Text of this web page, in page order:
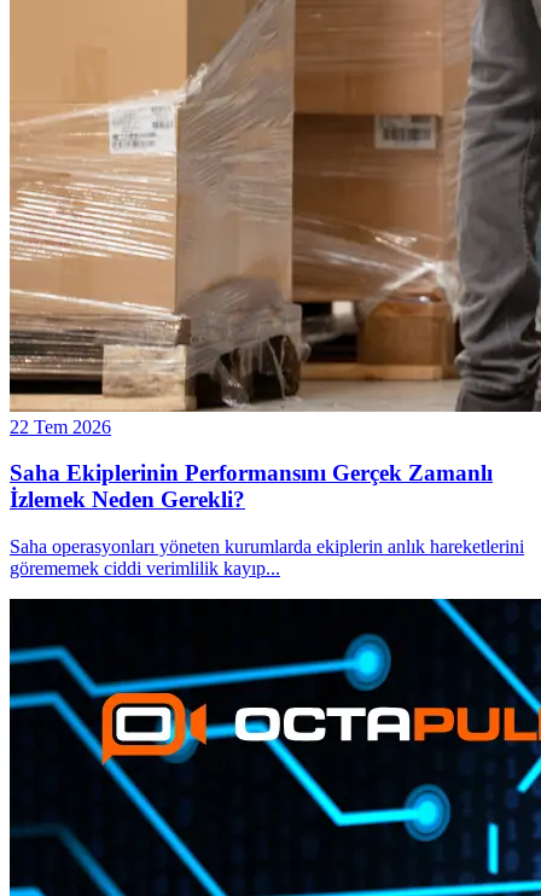
22 Tem 2026
Saha Ekiplerinin Performansını Gerçek Zamanlı
İzlemek Neden Gerekli?
Saha operasyonları yöneten kurumlarda ekiplerin anlık hareketlerini
görememek ciddi verimlilik kayıp...